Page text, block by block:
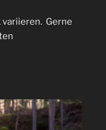
variieren. Gerne